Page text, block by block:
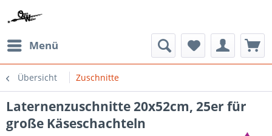
Menü
Übersicht Zuschnitte
Laternenzuschnitte 20x52cm, 25er für
große Käseschachteln